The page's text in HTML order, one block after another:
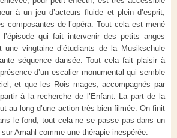
à un jeu d’acteurs fluide et plein d’esprit,
composantes de l’opéra. Tout cela est mené
qui fait intervenir des petits anges
vingtaine d’étudiants de la Musikschule
séquence dansée. Tout cela fait plaisir à
d’un escalier monumental qui semble
et que les Rois mages, accompagnés par
à la recherche de l’Enfant. La part de la
au long d’une action très bien filmée. On finit
le fond, tout cela ne se passe pas dans un
Amahl comme une thérapie inespérée.